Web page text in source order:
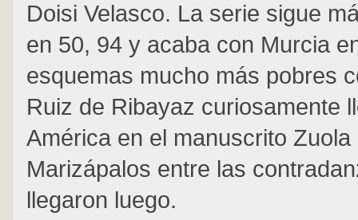
Doisi Velasco. La serie sigue
en 50, 94 y acaba con Murcia
esquemas mucho más pobres
Ruiz de Ribayaz curiosamente
América en el manuscrito Zuola
Marizápalos entre las
llegaron luego.